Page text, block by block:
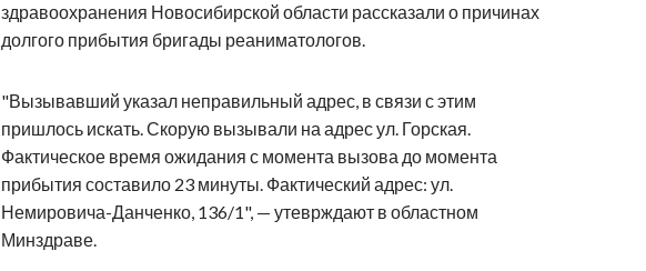
здравоохранения Новосибирской области рассказали о причинах
долгого прибытия бригады реаниматологов.
"Вызывавший указал неправильный адрес, в связи с этим
пришлось искать. Скорую вызывали на адрес ул. Горская.
Фактическое время ожидания с момента вызова до момента
прибытия составило 23 минуты. Фактический адрес: ул.
Немировича-Данченко, 136/1", — утеврждают в областном
Минздраве.